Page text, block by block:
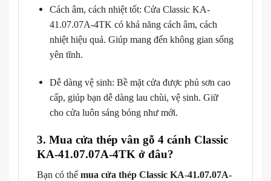
Cách âm, cách nhiệt tốt: Cửa Classic KA-
41.07.07A-4TK có khả năng cách âm, cách
nhiệt hiệu quả. Giúp mang đến không gian sống
yên tĩnh.
Dễ dàng vệ sinh: Bề mặt cửa được phủ sơn cao
cấp, giúp bạn dễ dàng lau chùi, vệ sinh. Giữ
cho cửa luôn sáng bóng như mới.
3. Mua cửa thép vân gỗ 4 cánh Classic
KA-41.07.07A-4TK ở đâu?
Bạn có thể mua cửa thép Classic KA-41.07.07A-